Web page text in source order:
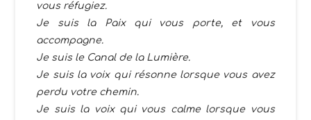
vous réfugiez.
Je suis la Paix qui vous porte, et vous
accompagne.
Je suis le Canal de la Lumière.
Je suis la voix qui résonne lorsque vous avez
perdu votre chemin.
Je suis la voix qui vous calme lorsque vous